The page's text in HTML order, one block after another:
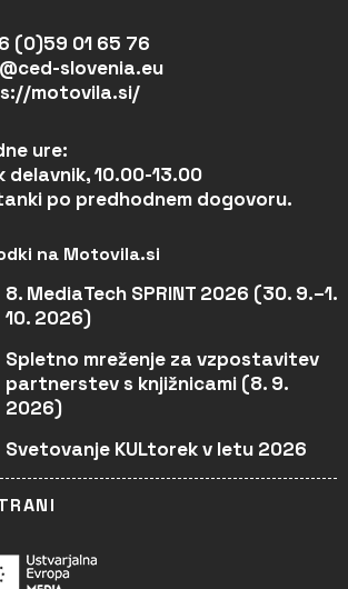
(0)59 01 65 76
slovenia.eu
motovila.si/
ure:
delavnik, 10.00-13.00
po predhodnem dogovoru.
na Motovila.si
8. MediaTech SPRINT 2026 (30. 9.–1.
10. 2026)
Spletno mreženje za vzpostavitev
partnerstev s knjižnicami (8. 9.
2026)
Svetovanje KULtorek v letu 2026